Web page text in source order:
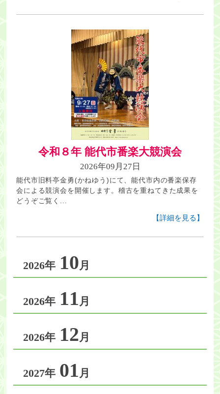
令和８年 能代市番楽大競演会
2026年09月27日
能代市旧料亭金勇(かねゆう)にて、能代市内の番楽保存
会による競演会を開催します。稽古を重ねてきた成果を
どうぞご覧く...
【詳細を見る】
2026年 10 月
2026年 11 月
2026年 12 月
2027年 01 月